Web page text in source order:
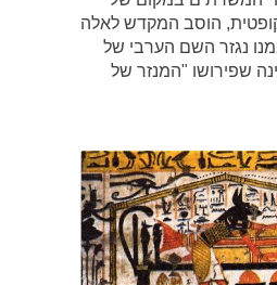
הוסב המקדש לאלה
נגזר השם הערבי של
שפירושו "המנזר של